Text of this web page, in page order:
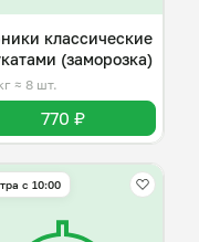
классические
(заморозка)
≈ 8 шт.
770 ₽
c 10:00